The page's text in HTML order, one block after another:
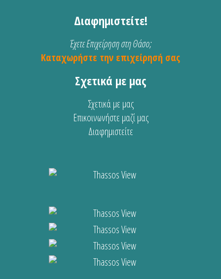
Διαφημιστείτε!
Έχετε Επιχείρηση στη Θάσο;
Καταχωρήστε την επιχείρησή σας
Σχετικά με μας
Σχετικά με μας
Επικοινωνήστε μαζί μας
Διαφημιστείτε